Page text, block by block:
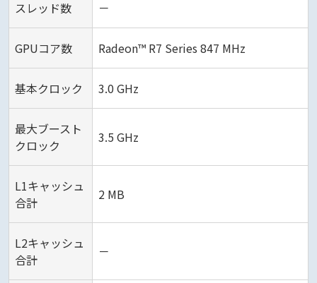
スレッド数 －
GPUコア数 Radeon™ R7 Series 847 MHz
基本クロック 3.0 GHz
最大ブースト
クロック
3.5 GHz
L1キャッシュ
合計
2 MB
L2キャッシュ
合計
－